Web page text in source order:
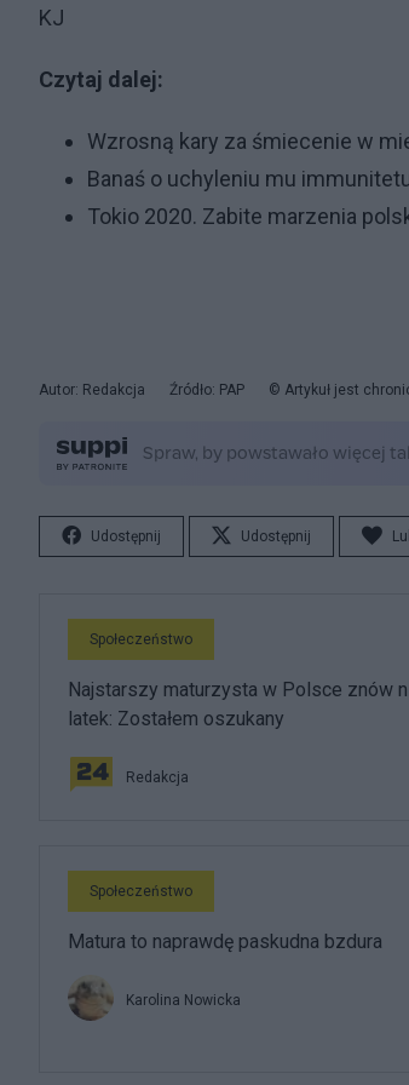
KJ
Czytaj dalej:
Wzrosną kary za śmiecenie w
Banaś o uchyleniu mu
Tokio 2020. Zabite marzenia
Autor: Redakcja Źródło: PAP © Artykuł jest
Udostępnij Udostępnij
Społeczeństwo
Najstarszy maturzysta w Polsce znów
latek: Zostałem oszukany
Redakcja
Społeczeństwo
Matura to naprawdę paskudna bzdura
Karolina Nowicka